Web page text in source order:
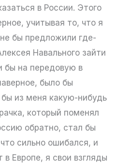
в России. Этого
учитывая то, что я
бы предложили где-
Навального зайти
бы на передовую в
было бы
из меня какую-нибудь
который поменял
обратно, стал бы
сильно ошибался, и
в Европе, я свои взгляды